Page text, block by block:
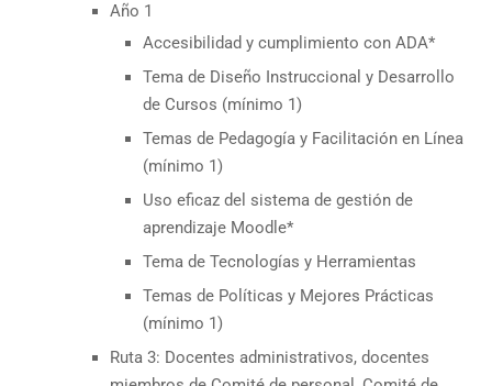
Año 1
Accesibilidad y cumplimiento con ADA*
Tema de Diseño Instruccional y Desarrollo
de Cursos (mínimo 1)
Temas de Pedagogía y Facilitación en Línea
(mínimo 1)
Uso eficaz del sistema de gestión de
aprendizaje Moodle*
Tema de Tecnologías y Herramientas
Temas de Políticas y Mejores Prácticas
(mínimo 1)
Ruta 3: Docentes administrativos, docentes